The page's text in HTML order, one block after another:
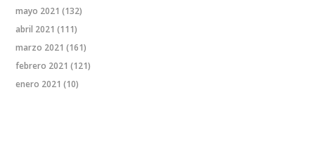
mayo 2021 (132)
abril 2021 (111)
marzo 2021 (161)
febrero 2021 (121)
enero 2021 (10)